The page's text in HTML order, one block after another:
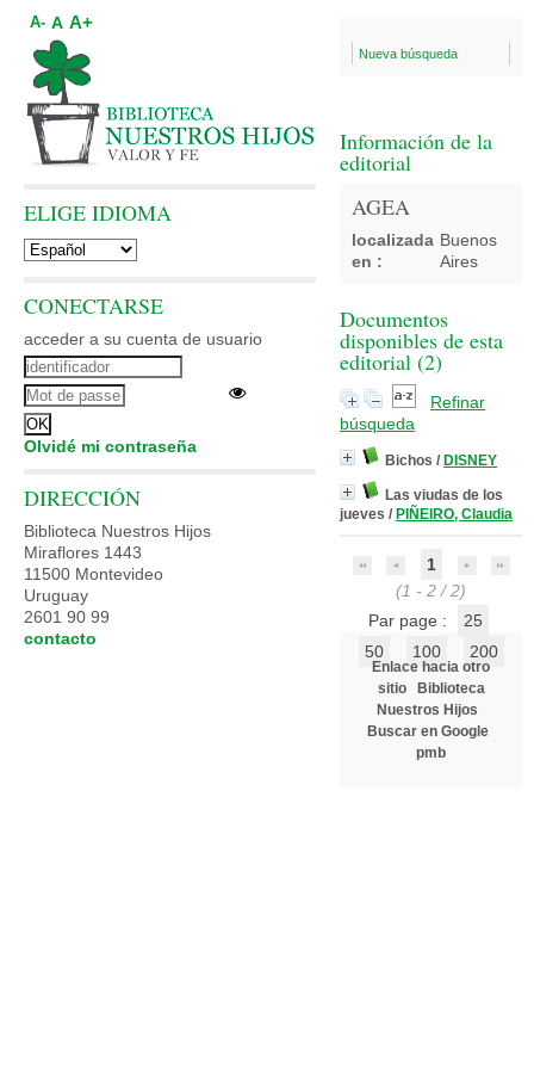
Nueva búsqueda
Información de la
editorial
AGEA
localizada
en :
Buenos
Aires
Documentos
disponibles de esta
editorial (2)
Refinar
búsqueda
Bichos / DISNEY
Las viudas de los
jueves / PIÑEIRO, Claudia
1
(1 - 2 / 2)
Par page :
25
50
100 200
Enlace hacia otro
sitio
Biblioteca
Nuestros Hijos
Buscar en Google
pmb
A- A A+
ELIGE IDIOMA
CONECTARSE
acceder a su cuenta de usuario
Olvidé mi contraseña
DIRECCIÓN
Biblioteca Nuestros Hijos
Miraflores 1443
11500 Montevideo
Uruguay
2601 90 99
contacto